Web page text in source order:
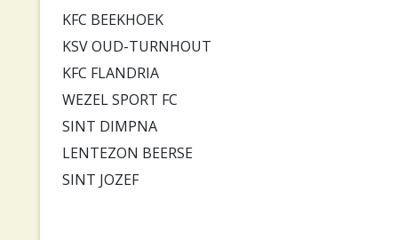
KFC BEEKHOEK
KSV OUD-TURNHOUT
KFC FLANDRIA
WEZEL SPORT FC
SINT DIMPNA
LENTEZON BEERSE
SINT JOZEF